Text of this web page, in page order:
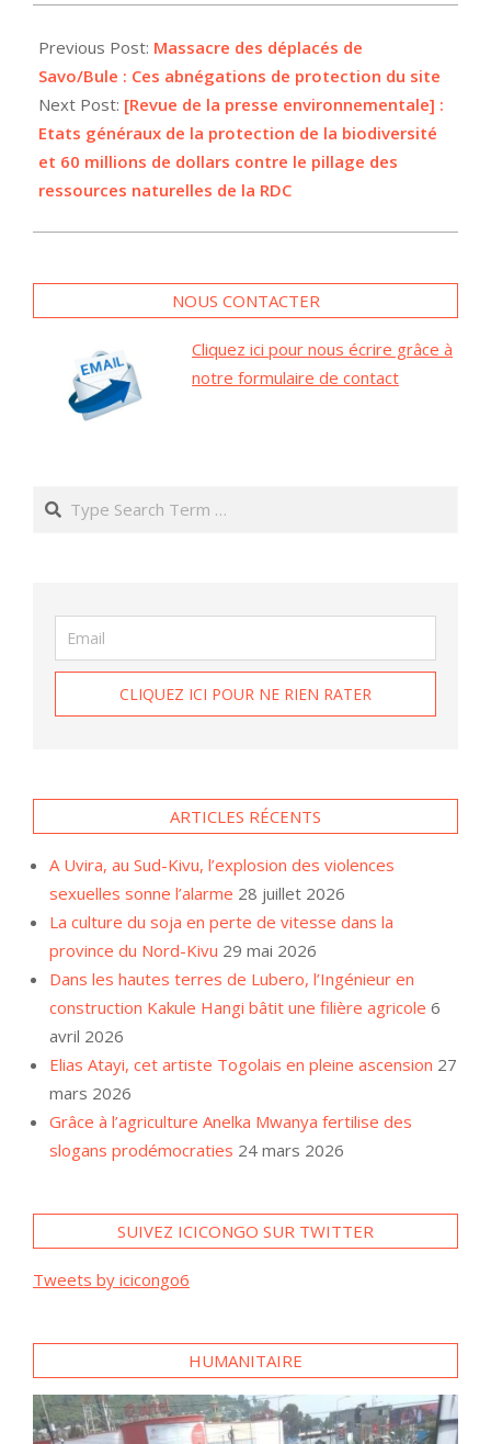
02-
08
Previous Post: Massacre des déplacés de
Savo/Bule : Ces abnégations de protection du site
Next Post: [Revue de la presse environnementale] :
Etats généraux de la protection de la biodiversité
et 60 millions de dollars contre le pillage des
ressources naturelles de la RDC
NOUS CONTACTER
Cliquez ici pour nous écrire grâce à
notre formulaire de contact
Search
ARTICLES RÉCENTS
A Uvira, au Sud-Kivu, l’explosion des violences
sexuelles sonne l’alarme 28 juillet 2026
La culture du soja en perte de vitesse dans la
province du Nord-Kivu 29 mai 2026
Dans les hautes terres de Lubero, l’Ingénieur en
construction Kakule Hangi bâtit une filière agricole 6
avril 2026
Elias Atayi, cet artiste Togolais en pleine ascension 27
mars 2026
Grâce à l’agriculture Anelka Mwanya fertilise des
slogans prodémocraties 24 mars 2026
SUIVEZ ICICONGO SUR TWITTER
Tweets by icicongo6
HUMANITAIRE